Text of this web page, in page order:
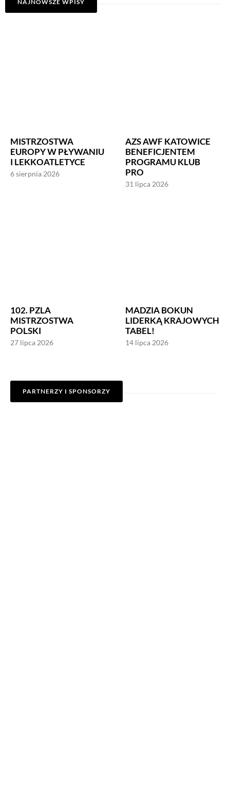
NAJNOWSZE WPISY
MISTRZOSTWA
EUROPY W PŁYWANIU
I LEKKOATLETYCE
6 sierpnia 2026
AZS AWF KATOWICE
BENEFICJENTEM
PROGRAMU KLUB
PRO
31 lipca 2026
102. PZLA
MISTRZOSTWA
POLSKI
27 lipca 2026
MADZIA BOKUN
LIDERKĄ KRAJOWYCH
TABEL!
14 lipca 2026
PARTNERZY I SPONSORZY